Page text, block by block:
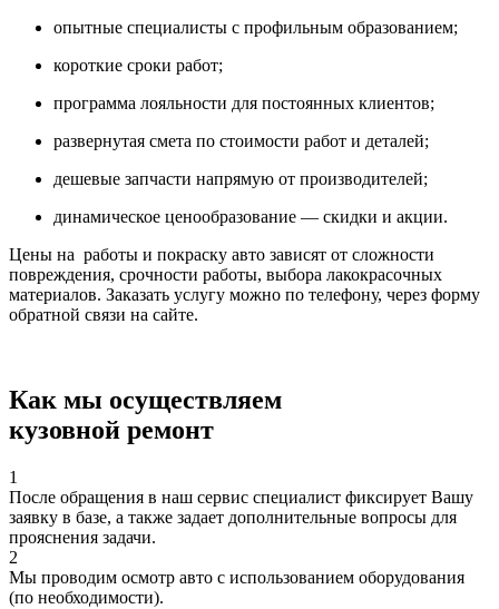
опытные специалисты с профильным образованием;
короткие сроки работ;
программа лояльности для постоянных клиентов;
развернутая смета по стоимости работ и деталей;
дешевые запчасти напрямую от производителей;
динамическое ценообразование — скидки и акции.
Цены на работы и покраску авто зависят от сложности
повреждения, срочности работы, выбора лакокрасочных
материалов. Заказать услугу можно по телефону, через форму
обратной связи на сайте.
Как мы осуществляем
кузовной ремонт
1
После обращения в наш сервис специалист фиксирует Вашу
заявку в базе, а также задает дополнительные вопросы для
прояснения задачи.
2
Мы проводим осмотр авто с использованием оборудования
(по необходимости).